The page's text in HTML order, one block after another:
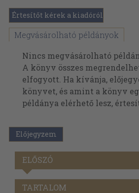
Értesítőt kérek a kiadóról
Megvásárolható példányok
Nincs megvásárolható
A könyv összes
elfogyott. Ha kívánja,
könyvet, és amint a könyv
példánya elérhető lesz,
Előjegyzem
ELŐSZÓ
TARTALOM